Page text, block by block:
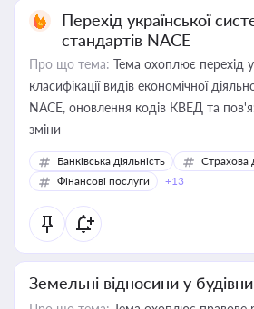
Перехід української
стандартів NACE
Про що тема: Тема охоплює перехід
класифікації видів економічної
NACE, оновлення кодів КВЕД та
зміни
Банківська діяльність
Страхова
Фінансові послуги
+13
Земельні відносини у